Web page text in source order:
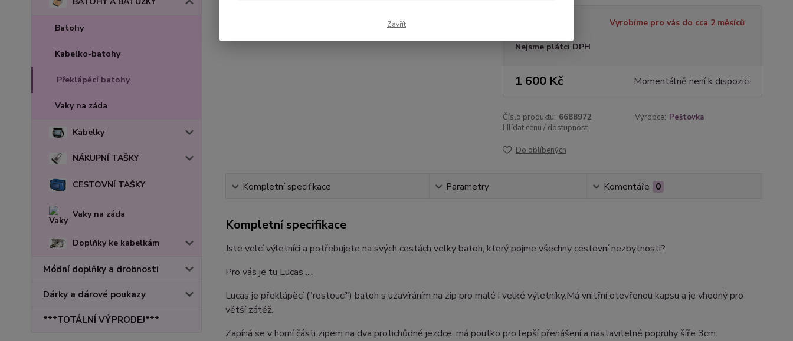
Batohy
Kabelko-batohy
Překlápěcí batohy
Vaky na záda
Kabelky
NÁKUPNÍ TAŠKY
CESTOVNÍ TAŠKY
Vaky na záda
Doplňky ke kabelkám
Módní doplňky a drobnosti
Dárky a dárové poukazy
***TOTÁLNÍ VÝPRODEJ***
Vyrobíme pro vás do cca 2 měsíců
Nejsme plátci DPH
1 600 Kč Momentálně není k dispozici
Číslo produktu: 6688972 Výrobce: Peštovka
Hlídat cenu / dostupnost
Do oblíbených
Kompletní specifikace Parametry Komentáře 0
Kompletní specifikace
Jste velcí výletníci a potřebujete na svých cestách velky batoh, který pojme všechny cestovní nezbytnosti?
Pro vás je tu Lucas ....
Lucas je překlápěcí ("rostoucí") batoh s uzavíráním na zip pro malé i velké výletníky.Má vnitřní otevřenou kapsu a je vhodný pro
větší zátěž.
Zapíná se v horní části zipem na dva protichůdné jezdce, má poutko pro lepší přenášení a nastavitelné popruhy šíře 3cm.
Zavřít